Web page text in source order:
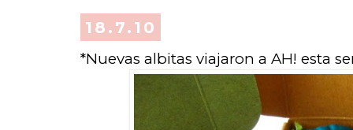
18.7.10
*Nuevas albitas viajaron a AH! esta